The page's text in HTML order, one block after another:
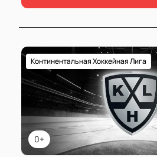
0+
Континентальная Хоккейная Лига